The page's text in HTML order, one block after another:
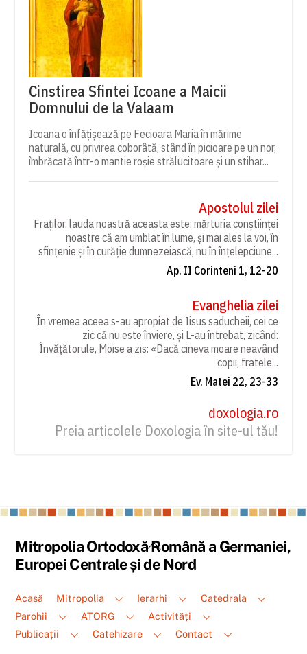
Cinstirea Sfintei Icoane a Maicii
Domnului de la Valaam
Icoana o înfățișează pe Fecioara Maria în mărime
naturală, cu privirea coborâtă, stând în picioare pe un nor,
îmbrăcată într-o mantie roșie strălucitoare și un stihar...
Apostolul zilei
Fraților, lauda noastră aceasta este: mărturia conștiinței
noastre că am umblat în lume, și mai ales la voi, în
sfințenie și în curăție dumnezeiască, nu în înțelepciune...
Ap. II Corinteni 1, 12-20
Evanghelia zilei
În vremea aceea s-au apropiat de Iisus saducheii, cei ce
zic că nu este înviere, și L-au întrebat, zicând:
Învățătorule, Moise a zis: «Dacă cineva moare neavând
copii, fratele...
Ev. Matei 22, 23-33
doxologia.ro
Preia articolele Doxologia în site-ul tău!
Back
To
Mitropolia Ortodoxă Română a Germaniei,
Europei Centrale și de Nord
Acasă Mitropolia Ierarhi
Catedrala
Parohii
ATORG
Activități
Publicații
Catehizare Contact